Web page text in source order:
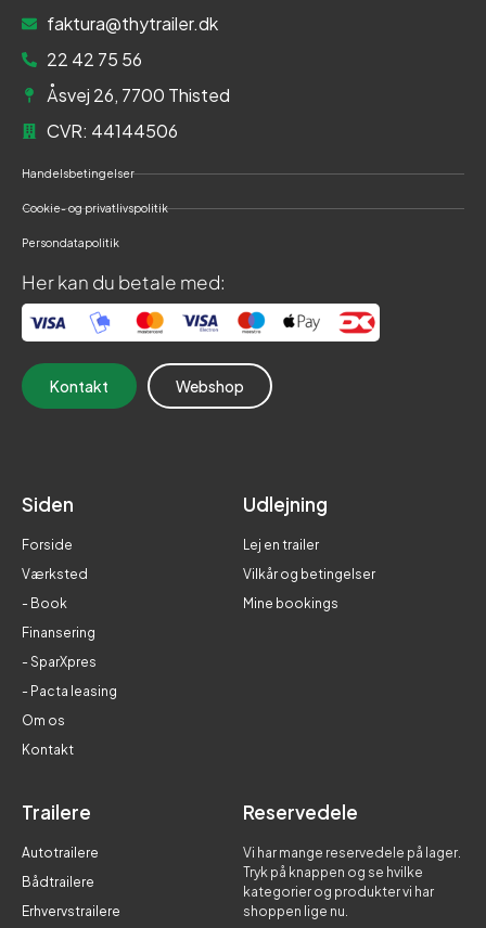
faktura@thytrailer.dk
22 42 75 56
Åsvej 26, 7700 Thisted
CVR: 44144506
Handelsbetingelser
Cookie- og privatlivspolitik
Persondatapolitik
Her kan du betale med:
Kontakt Webshop
Siden
Forside
Værksted
- Book
Finansering
- SparXpres
- Pacta leasing
Om os
Kontakt
Udlejning
Lej en trailer
Vilkår og betingelser
Mine bookings
Trailere
Autotrailere
Bådtrailere
Erhvervstrailere
Reservedele
Vi har mange reservedele på lager.
Tryk på knappen og se hvilke
kategorier og produkter vi har
shoppen lige nu.